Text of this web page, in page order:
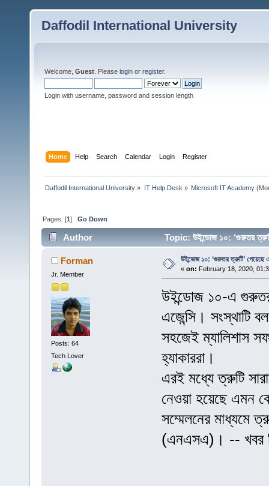
Daffodil International University
Welcome, Guest . Please login or register.
Login with username, password and session length
Home Help Search Calendar Login Register
Daffodil International University » IT Help Desk » Microsoft IT Academy
Pages: [1]Go Down
Author Topic: উইন্ডোজ ১০: ‘গুরুতর
Forman
Jr. Member
Posts: 64
Tech Lover
উইন্ডোজ ১০: ‘গুরুতর ত্রুটি’ পেয়েছে
« on: February 18, 2020,
উইন্ডোজ ১০-এ গুরুতর
এজেন্সি। সংস্থাটি
সহজেই ম্যালিশাস
হ্যাকাররা।
এরই মধ্যে ত্রুটি
নেওয়া হয়েছে এমন
সম্মেলনের মাধ্যমে
(এনএসএ)। -- খবর